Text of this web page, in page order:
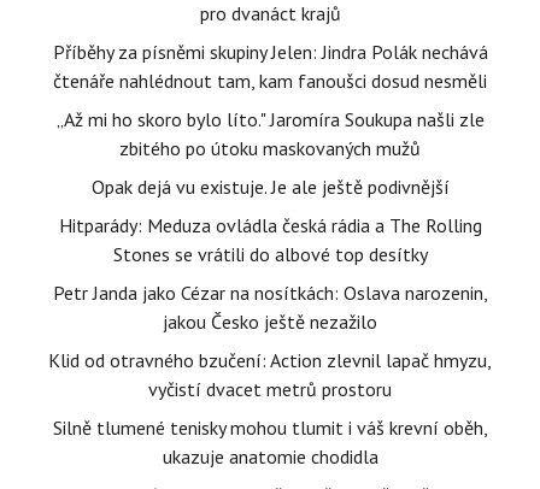
pro dvanáct krajů
Příběhy za písněmi skupiny Jelen: Jindra Polák nechává
čtenáře nahlédnout tam, kam fanoušci dosud nesměli
„Až mi ho skoro bylo líto." Jaromíra Soukupa našli zle
zbitého po útoku maskovaných mužů
Opak dejá vu existuje. Je ale ještě podivnější
Hitparády: Meduza ovládla česká rádia a The Rolling
Stones se vrátili do albové top desítky
Petr Janda jako Cézar na nosítkách: Oslava narozenin,
jakou Česko ještě nezažilo
Klid od otravného bzučení: Action zlevnil lapač hmyzu,
vyčistí dvacet metrů prostoru
Silně tlumené tenisky mohou tlumit i váš krevní oběh,
ukazuje anatomie chodidla